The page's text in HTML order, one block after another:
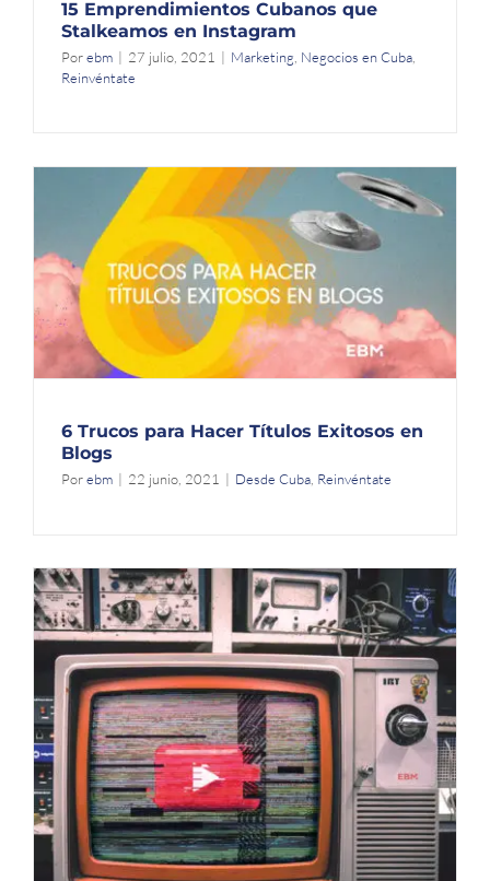
15 Emprendimientos Cubanos que
Stalkeamos en Instagram
Porebm | 27 julio, 2021 | Marketing, Negocios en Cuba,
Reinvéntate
6 Trucos para Hacer Títulos Exitosos en
Blogs
Porebm | 22 junio, 2021 | Desde Cuba, Reinvéntate